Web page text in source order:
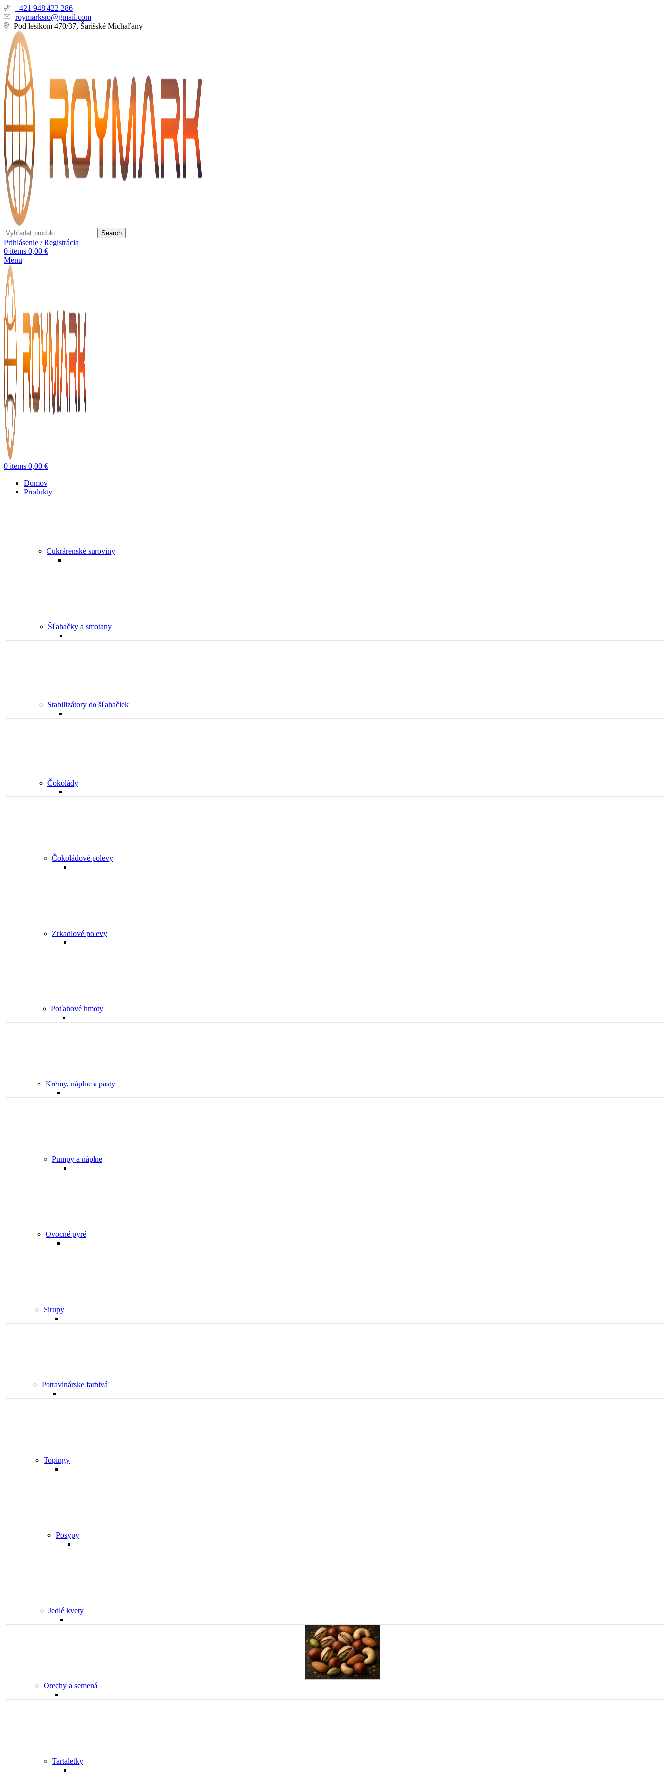
+421 948 422 286
roymarksro@gmail.com
Pod lesíkom 470/37, Šarišské Michaľany
Search
Prihlásenie / Registrácia
0 items 0,00 €
Menu
0 items 0,00 €
Domov
Produkty
Cukrárenské suroviny
Šľahačky a smotany
Stabilizátory do šľahačiek
Čokolády
Čokoládové polevy
Zrkadlové polevy
Poťahové hmoty
Krémy, náplne a pasty
Pumpy a náplne
Ovocné pyré
Sirupy
Potravinárske farbivá
Topingy
Posypy
Jedlé kvety
Orechy a semená
Tartaletky